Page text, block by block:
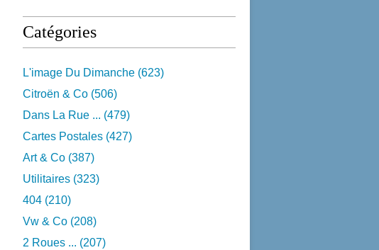
Catégories
L'image Du Dimanche (623)
Citroën & Co (506)
Dans La Rue ... (479)
Cartes Postales (427)
Art & Co (387)
Utilitaires (323)
404 (210)
Vw & Co (208)
2 Roues ... (207)